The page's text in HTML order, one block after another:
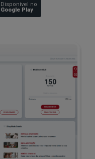
Disponível no
Google Play